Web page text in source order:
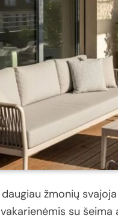
daugiau žmonių svajoja
vakarienėmis su šeima